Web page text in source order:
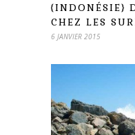
{INDONÉSIE}
CHEZ LES
6 JANVIER 2015